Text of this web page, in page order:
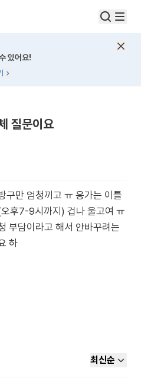
있어요!
질문이요
구만 엄청끼고 ㅠ 응가는 이틀
후7-9시까지) 겁나 울고여 ㅠ
부담이라고 해서 안바꾸려는
하
최신순